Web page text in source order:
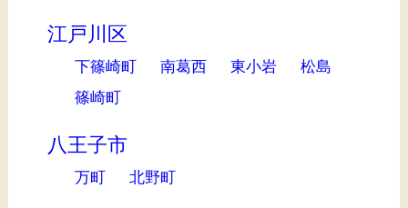
江戸川区
下篠崎町 南葛西 東小岩
松島
篠崎町
八王子市
万町 北野町